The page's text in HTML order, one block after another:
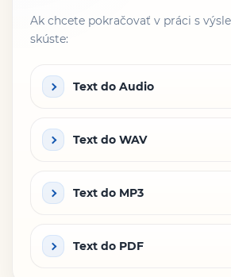
Ak chcete pokračovať v práci s
skúste:
Text do Audio
Text do WAV
Text do MP3
Text do PDF